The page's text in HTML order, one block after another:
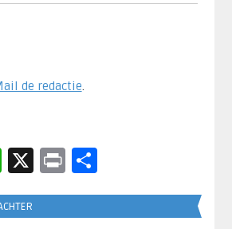
de redactie.​
WhatsApp
X PrintDelen